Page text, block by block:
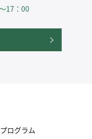
ログラム
17：00